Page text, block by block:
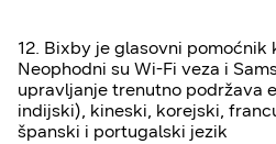
12. Bixby je glasovni pomoćnik
Neophodni su Wi-Fi veza i
upravljanje trenutno podržava
indijski), kineski, korejski,
španski i portugalski jezik